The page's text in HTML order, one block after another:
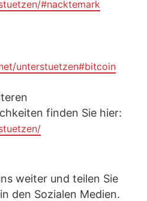
#nacktemark
unterstuetzen#bitcoin
finden Sie hier:
weiter und teilen Sie
den Sozialen Medien.